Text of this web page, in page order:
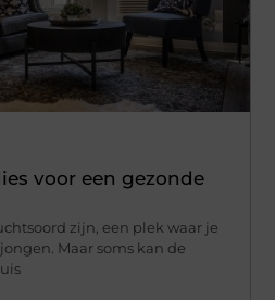
voor een gezonde
zijn, een plek waar je
Maar soms kan de